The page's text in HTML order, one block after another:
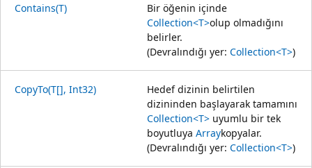
Contains(T)
Bir öğenin içinde
Collection<T>olup olmadığını
belirler.
(Devralındığı yer: Collection<T>)
CopyTo(T[], Int32)
Hedef dizinin belirtilen
dizininden başlayarak tamamını
Collection<T> uyumlu bir tek
boyutluya Arraykopyalar.
(Devralındığı yer: Collection<T>)